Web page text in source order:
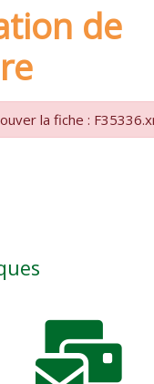
de
la fiche :